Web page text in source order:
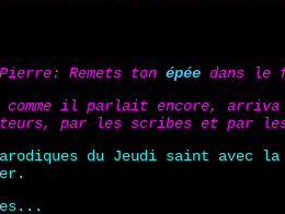
Remets ton épée dans le
il parlait encore, arriva
par les scribes et par
du Jeudi saint avec la